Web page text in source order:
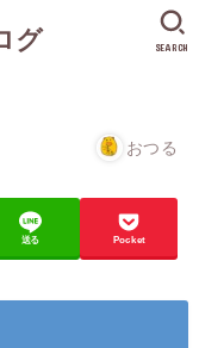
グ SEARCH
おつる
送る Pocket